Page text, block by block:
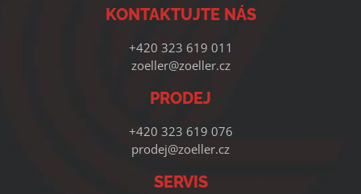
KONTAKTUJTE NÁS
+420 323 619 011
zoeller@zoeller.cz
PRODEJ
+420 323 619 076
prodej@zoeller.cz
SERVIS